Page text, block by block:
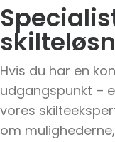
Hvis du har en
udgangspunkt –
vores
om